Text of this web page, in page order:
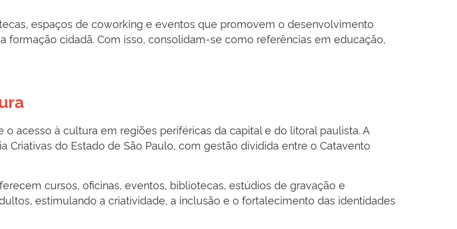
espaços de coworking e eventos que promovem o desenvolvimento
cidadã. Com isso, consolidam-se como referências em educação,
acesso à cultura em regiões periféricas da capital e do litoral paulista. A
Criativas do Estado de São Paulo, com gestão dividida entre o Catavento
cursos, oficinas, eventos, bibliotecas, estúdios de gravação e
estimulando a criatividade, a inclusão e o fortalecimento das identidades